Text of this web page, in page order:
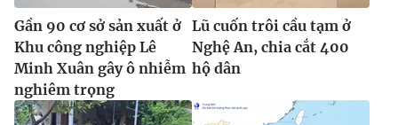
Gần 90 cơ sở sản xuất ở
Khu công nghiệp Lê
Minh Xuân gây ô nhiễm
nghiêm trọng
Lũ cuốn trôi cầu tạm ở
Nghệ An, chia cắt 400
hộ dân